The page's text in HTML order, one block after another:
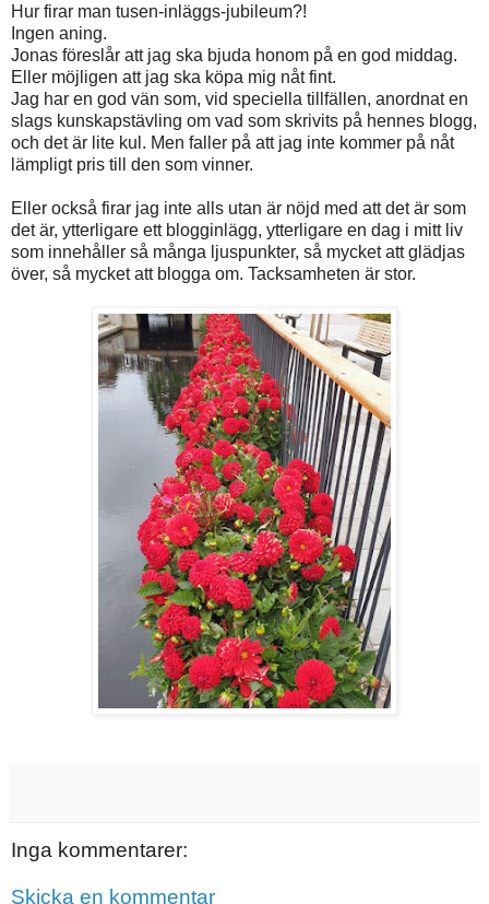
Hur firar man tusen-inläggs-jubileum?!
Ingen aning.
Jonas föreslår att jag ska bjuda honom på en god middag.
Eller möjligen att jag ska köpa mig nåt fint.
Jag har en god vän som, vid speciella tillfällen, anordnat en
slags kunskapstävling om vad som skrivits på hennes blogg,
och det är lite kul. Men faller på att jag inte kommer på nåt
lämpligt pris till den som vinner.
Eller också firar jag inte alls utan är nöjd med att det är som
det är, ytterligare ett blogginlägg, ytterligare en dag i mitt liv
som innehåller så många ljuspunkter, så mycket att glädjas
över, så mycket att blogga om. Tacksamheten är stor.
Inga kommentarer:
Skicka en kommentar